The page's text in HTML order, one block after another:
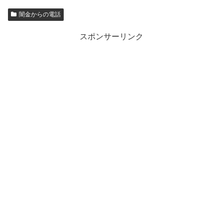
闇金からの電話
スポンサーリンク